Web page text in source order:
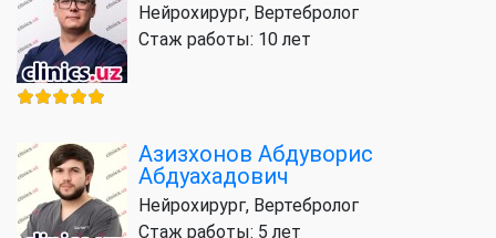
Нейрохирург, Вертебролог
Стаж работы: 10 лет
Азизхонов Абдуворис
Абдуахадович
Нейрохирург, Вертебролог
Стаж работы: 5 лет